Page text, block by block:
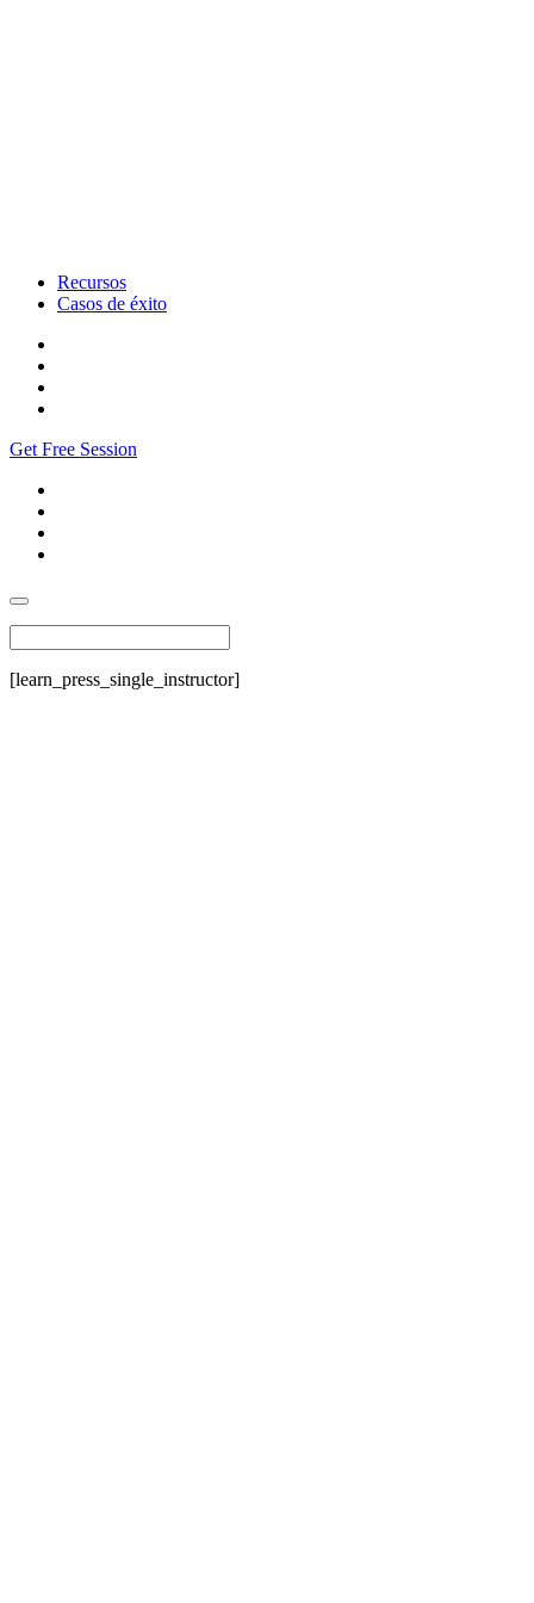
Recursos
Casos de éxito
Get Free Session
[learn_press_single_instructor]